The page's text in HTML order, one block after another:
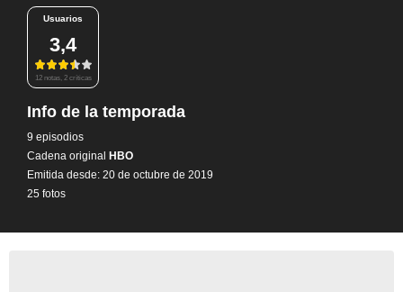
Usuarios
3,4
12 notas, 2 críticas
Info de la temporada
9 episodios
Cadena original HBO
Emitida desde: 20 de octubre de 2019
25 fotos